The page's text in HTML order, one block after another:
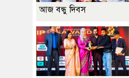
আজ বন্ধু দিবস